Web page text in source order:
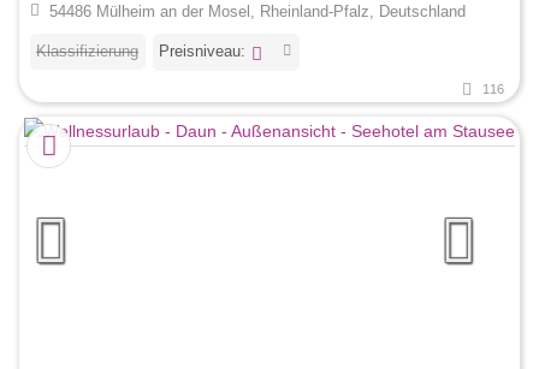
54486 Mülheim an der Mosel, Rheinland-Pfalz, Deutschland
Klassifizierung Preisniveau:
116